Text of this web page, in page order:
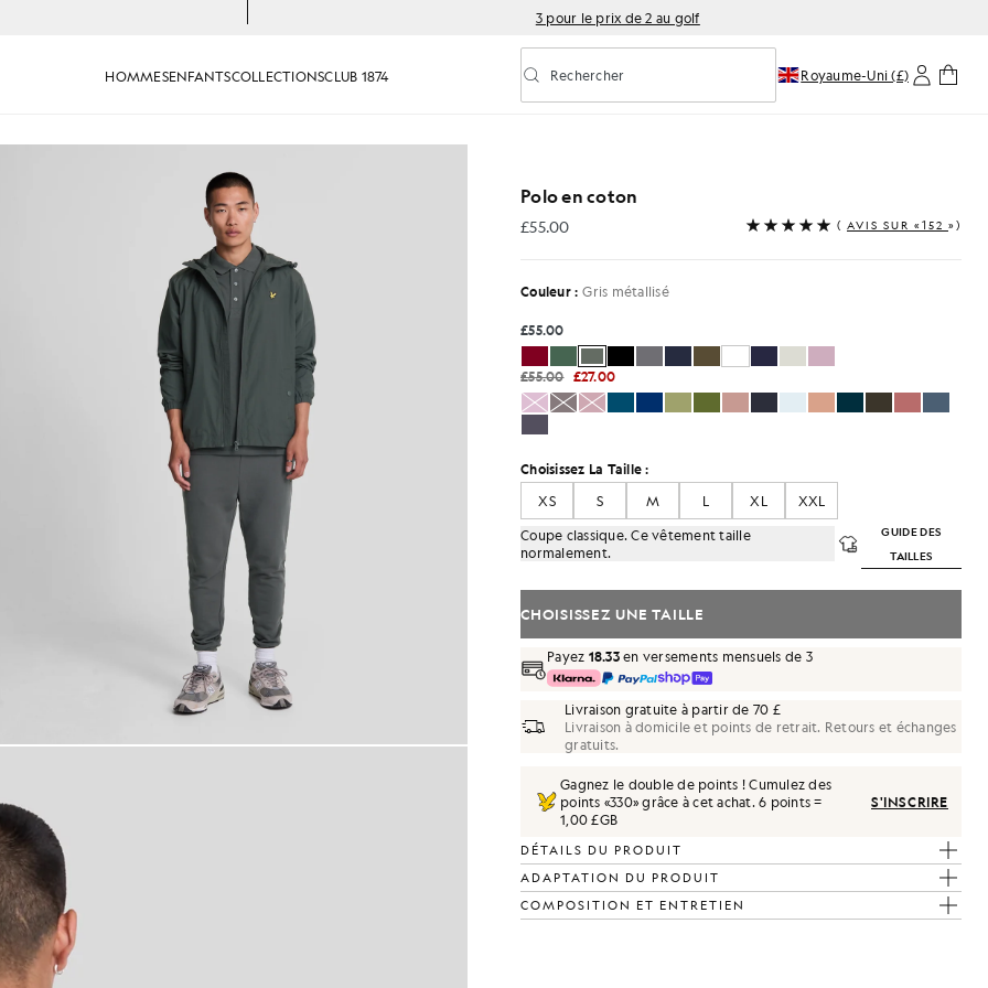
3 pour le prix de 2 au golf
HOMMESENFANTSCOLLECTIONSCLUB 1874 Activer/désactiver la recherche prédictive
Rechercher Royaume-Uni (£)
Polo en coton
£55.00
£55.00 ( AVIS SUR «152 »)
Couleur : Gris métallisé
£55.00
£55.00 £27.00
Choisissez La Taille :
XS
S M L XL
XXL
Coupe classique. Ce vêtement taille
normalement.
GUIDE DES
TAILLES
CHOISISSEZ UNE TAILLE
Payez 18.33en versements mensuels de 3
Livraison gratuite à partir de 70 £
Livraison à domicile et points de retrait. Retours et échanges
gratuits.
Gagnez le double de points ! Cumulez des
points «330» grâce à cet achat.6 points =
1,00 £GB
S'INSCRIRE
DÉTAILS DU PRODUIT
ADAPTATION DU PRODUIT
COMPOSITION ET ENTRETIEN